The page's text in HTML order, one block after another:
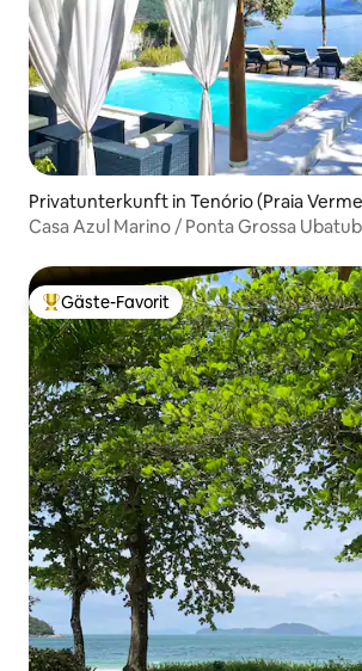
Privatunterkunft in Tenório (Praia
Casa Azul Marino / Ponta Grossa
Beliebter Gäste-Favorit.
Gäste-Favorit